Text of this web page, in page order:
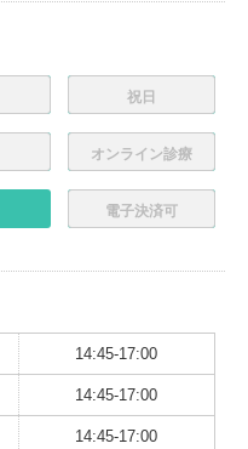
祝日
オンライン診療
電子決済可
14:45-17:00
14:45-17:00
14:45-17:00